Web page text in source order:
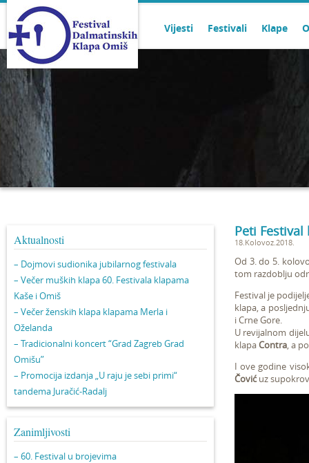
Vijesti Festivali Klape
Aktualnosti
– Dojmovi sudionika jubilarnog festivala
– Večer muških klapa 60. Festivala klapama
Kaše i Omiš
– Večer ženskih klapa klapama Merla i
Oželanda
– Tradicionalni koncert “Grad Zagreb Grad
Omišu”
– Promocija izdanja „U raju je sebi primi“
tandema Juračić-Radalj
Zanimljivosti
– 60. Festival u brojevima
Peti Festival
18.Kolovoz.2018.
Od 3. do 5.
tom razdoblju
Festival je
klapa, a
i Crne Gore.
U revijalnom
klapaContra, a
I ove godine
Čovićuz